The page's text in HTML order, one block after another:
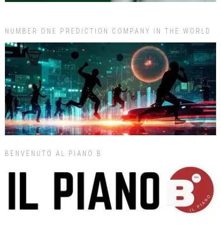
NUMBER ONE PREDICTION COMPANY IN THE WORLD
BENVENUTO AL PIANO B